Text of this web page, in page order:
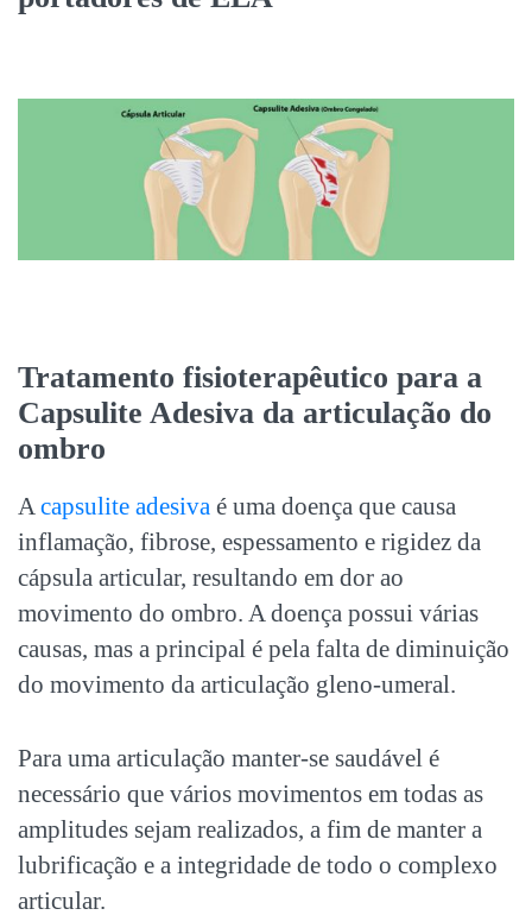
Tratamento fisioterapêutico para a
Capsulite Adesiva da articulação do
ombro
Acapsulite adesiva é uma doença que causa
inflamação, fibrose, espessamento e rigidez da
cápsula articular, resultando em dor ao
movimento do ombro. A doença possui várias
causas, mas a principal é pela falta de diminuição
do movimento da articulação gleno-umeral.
Para uma articulação manter-se saudável é
necessário que vários movimentos em todas as
amplitudes sejam realizados, a fim de manter a
lubrificação e a integridade de todo o complexo
articular.